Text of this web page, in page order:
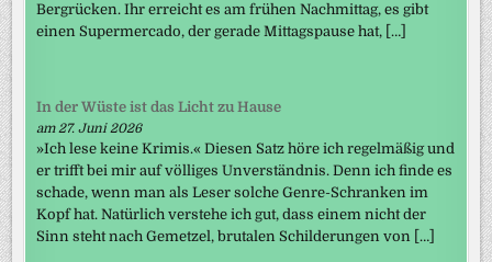
Bergrücken. Ihr erreicht es am frühen Nachmittag, es gibt
einen Supermercado, der gerade Mittagspause hat, […]
In der Wüste ist das Licht zu Hause
am 27. Juni 2026
»Ich lese keine Krimis.« Diesen Satz höre ich regelmäßig und
er trifft bei mir auf völliges Unverständnis. Denn ich finde es
schade, wenn man als Leser solche Genre-Schranken im
Kopf hat. Natürlich verstehe ich gut, dass einem nicht der
Sinn steht nach Gemetzel, brutalen Schilderungen von […]